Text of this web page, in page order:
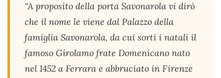
“A proposito della porta Savonarola vi dirò
che il nome le viene dal Palazzo della
famiglia Savonarola, da cui sortì i natali il
famoso Girolamo frate Domenicano nato
nel 1452 a Ferrara e abbruciato in Firenze